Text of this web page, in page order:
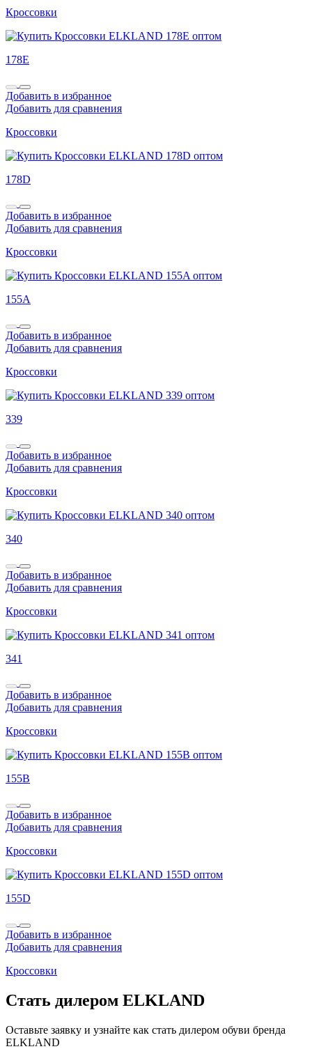
Кроссовки
178E
Добавить в избранное
Добавить для сравнения
Кроссовки
178D
Добавить в избранное
Добавить для сравнения
Кроссовки
155A
Добавить в избранное
Добавить для сравнения
Кроссовки
339
Добавить в избранное
Добавить для сравнения
Кроссовки
340
Добавить в избранное
Добавить для сравнения
Кроссовки
341
Добавить в избранное
Добавить для сравнения
Кроссовки
155B
Добавить в избранное
Добавить для сравнения
Кроссовки
155D
Добавить в избранное
Добавить для сравнения
Кроссовки
Стать дилером ELKLAND
Оставьте заявку и узнайте как стать дилером обуви бренда
ELKLAND